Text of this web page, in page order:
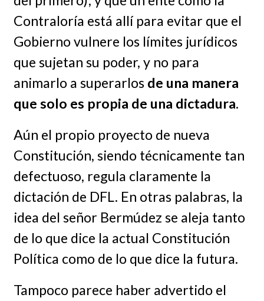
Contraloría está allí para evitar que el
Gobierno vulnere los límites jurídicos
que sujetan su poder, y no para
animarlo a superarlos de una manera
que solo es propia de una dictadura.
Aún el propio proyecto de nueva
Constitución, siendo técnicamente tan
defectuoso, regula claramente la
dictación de DFL. En otras palabras, la
idea del señor Bermúdez se aleja tanto
de lo que dice la actual Constitución
Política como de lo que dice la futura.
Tampoco parece haber advertido el